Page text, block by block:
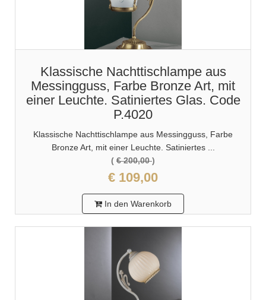
Klassische Nachttischlampe aus
Messingguss, Farbe Bronze Art, mit
einer Leuchte. Satiniertes Glas. Code
P.4020
Klassische Nachttischlampe aus Messingguss, Farbe
Bronze Art, mit einer Leuchte. Satiniertes ...
( € 200,00)
€ 109,00
In den Warenkorb